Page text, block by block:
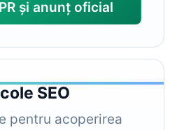
și anunț oficial
SEO
pentru acoperirea